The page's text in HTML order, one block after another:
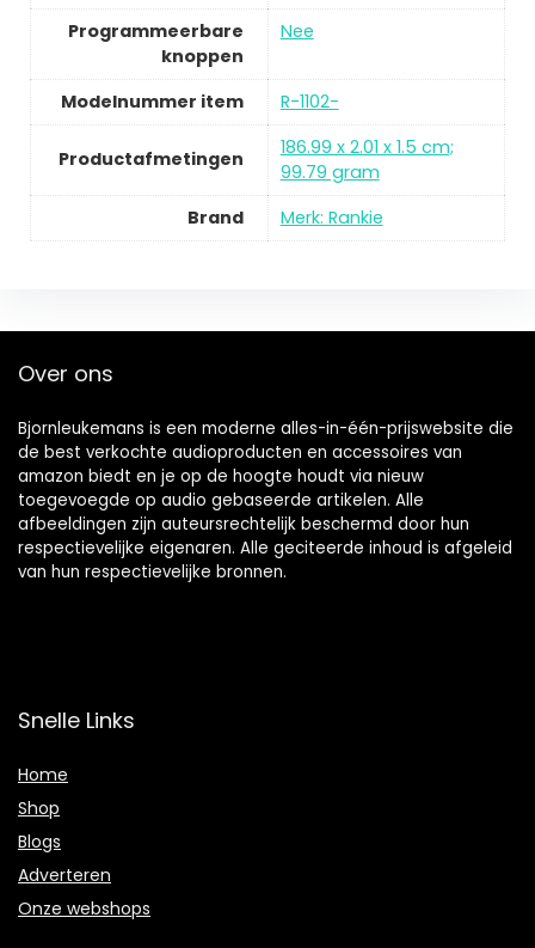
Programmeerbare
knoppen
Nee
Modelnummer item R-1102-
Productafmetingen
186.99 x 2.01 x 1.5 cm;
99.79 gram
Brand
Merk: Rankie
Over ons
Bjornleukemans is een moderne alles-in-één-prijswebsite die
de best verkochte audioproducten en accessoires van
amazon biedt en je op de hoogte houdt via nieuw
toegevoegde op audio gebaseerde artikelen. Alle
afbeeldingen zijn auteursrechtelijk beschermd door hun
respectievelijke eigenaren. Alle geciteerde inhoud is afgeleid
van hun respectievelijke bronnen.
Snelle Links
Home
Shop
Blogs
Adverteren
Onze webshops